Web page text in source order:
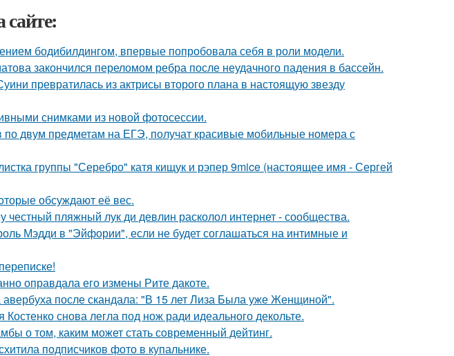
сайте:
бодибилдингом, впервые попробовала себя в роли модели.
закончился переломом ребра после неудачного падения в бассейн.
превратилась из актрисы второго плана в настоящую звезду
снимками из новой фотосессии.
двум предметам на ЕГЭ, получат красивые мобильные номера с
группы "Серебро" катя кищук и рэпер 9mice (настоящее имя - Сергей
обсуждают её вес.
честный пляжный лук ди девлин расколол интернет - сообщества.
Мэдди в "Эйфории", если не будет соглашаться на интимные и
оправдала его измены Рите дакоте.
авербуха после скандала: "В 15 лет Лиза Была уже Женщиной".
снова легла под нож ради идеального декольте.
о том, каким может стать сoвременный дeйтинг.
подписчиков фото в купальнике.